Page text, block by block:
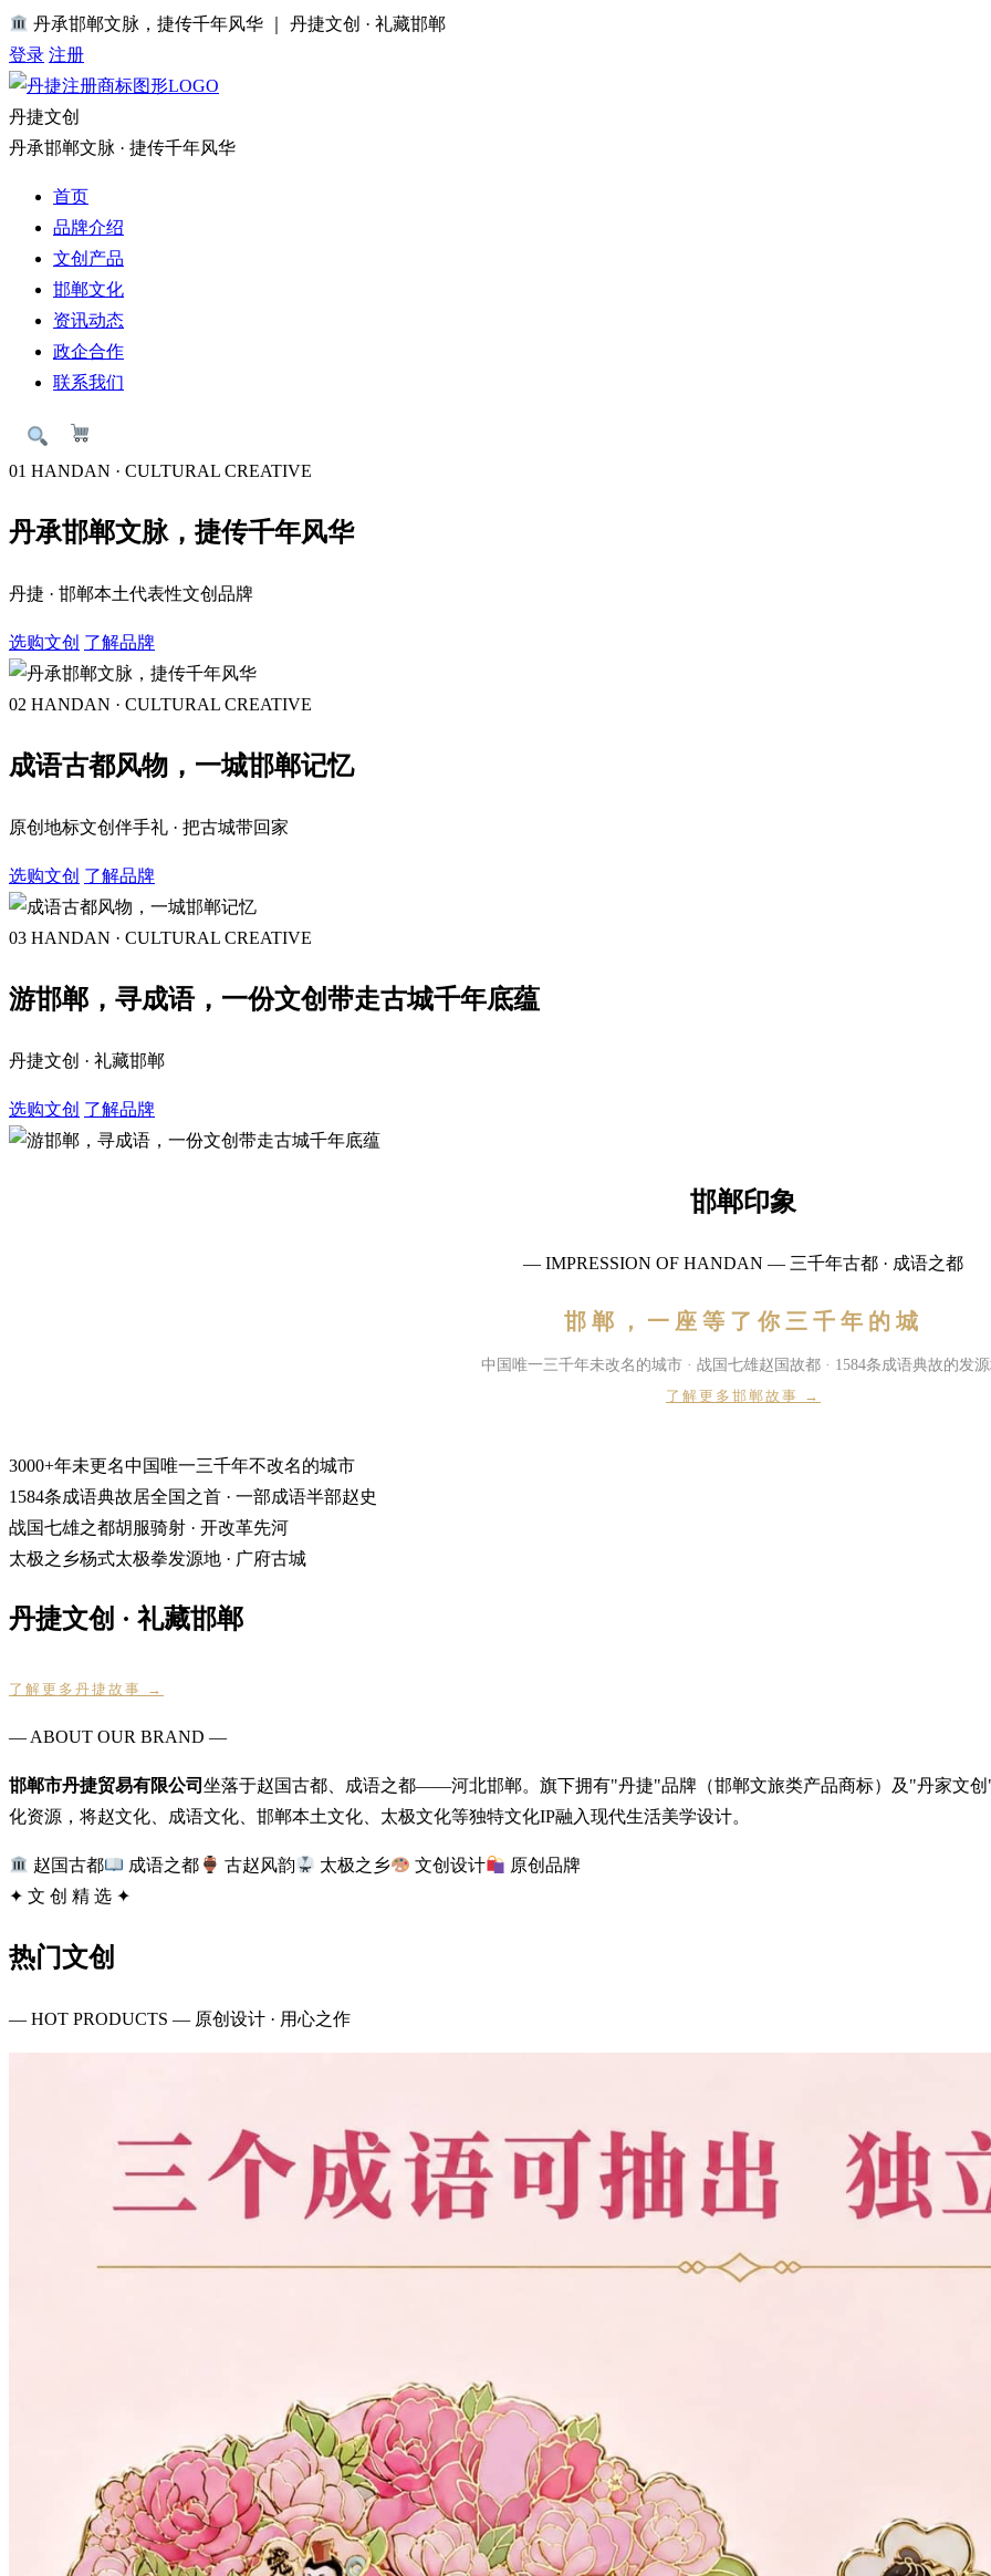
丹承邯郸文脉，捷传千年风华 ｜ 丹捷文创 · 礼藏邯郸
登录 注册
丹捷文创
丹承邯郸文脉 · 捷传千年风华
首页
品牌介绍
文创产品
邯郸文化
资讯动态
政企合作
联系我们
01 HANDAN · CULTURAL CREATIVE
丹承邯郸文脉，捷传千年风华
丹捷 · 邯郸本土代表性文创品牌
选购文创 了解品牌
02 HANDAN · CULTURAL CREATIVE
成语古都风物，一城邯郸记忆
原创地标文创伴手礼 · 把古城带回家
选购文创 了解品牌
03 HANDAN · CULTURAL CREATIVE
游邯郸，寻成语，一份文创带走古城千年底蕴
丹捷文创 · 礼藏邯郸
选购文创 了解品牌
邯郸印象
— IMPRESSION OF HANDAN — 三千年古都 · 成语之都
邯郸，一座等了你三千年的城
中国唯一三千年未改名的城市 · 战国七雄赵国故都 · 1584条成语典故的发
了解更多邯郸故事 →
3000+年未更名中国唯一三千年不改名的城市
1584条成语典故居全国之首 · 一部成语半部赵史
战国七雄之都胡服骑射 · 开改革先河
太极之乡杨式太极拳发源地 · 广府古城
丹捷文创 · 礼藏邯郸
了解更多丹捷故事 →
— ABOUT OUR BRAND —
邯郸市丹捷贸易有限公司 坐落于赵国古都、成语之都——河北邯郸。旗下拥有"丹捷"品牌（邯郸文旅类产品商标）及"丹家文
化资源，将赵文化、成语文化、邯郸本土文化、太极文化等独特文化IP融入现代生活美学设计。
赵国古都 成语之都 古赵风韵 太极之乡 文创设计
原创品牌
✦ 文 创 精 选 ✦
热门文创
— HOT PRODUCTS — 原创设计 · 用心之作